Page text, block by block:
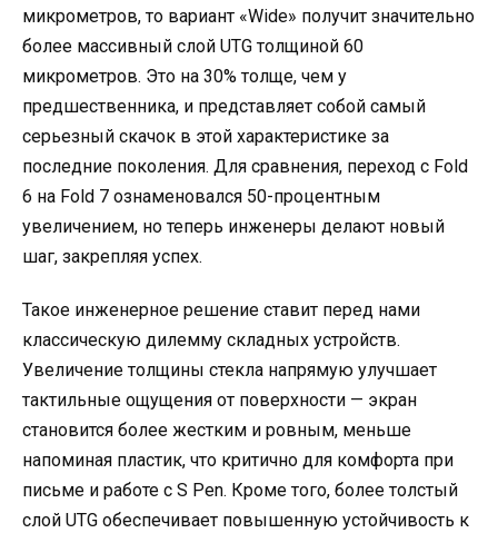
микрометров, то вариант «Wide» получит значительно
более массивный слой UTG толщиной 60
микрометров. Это на 30% толще, чем у
предшественника, и представляет собой самый
серьезный скачок в этой характеристике за
последние поколения. Для сравнения, переход с Fold
6 на Fold 7 ознаменовался 50-процентным
увеличением, но теперь инженеры делают новый
шаг, закрепляя успех.
Такое инженерное решение ставит перед нами
классическую дилемму складных устройств.
Увеличение толщины стекла напрямую улучшает
тактильные ощущения от поверхности — экран
становится более жестким и ровным, меньше
напоминая пластик, что критично для комфорта при
письме и работе с S Pen. Кроме того, более толстый
слой UTG обеспечивает повышенную устойчивость к